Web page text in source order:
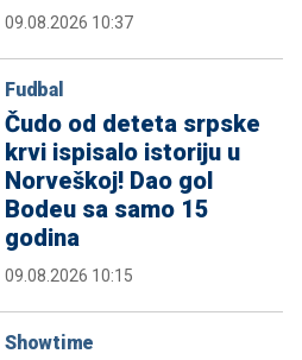
09.08.2026 10:37
Fudbal
Čudo od deteta srpske
krvi ispisalo istoriju u
Norveškoj! Dao gol
Bodeu sa samo 15
godina
09.08.2026 10:15
Showtime